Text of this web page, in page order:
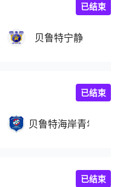
贝鲁特宁静
已结束
贝鲁特海岸青年
已结束
已结束